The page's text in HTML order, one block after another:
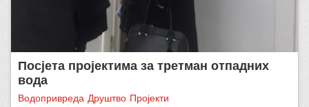
Посјета пројектима за третман отпадних
вода
Водопривреда Друштво Пројекти